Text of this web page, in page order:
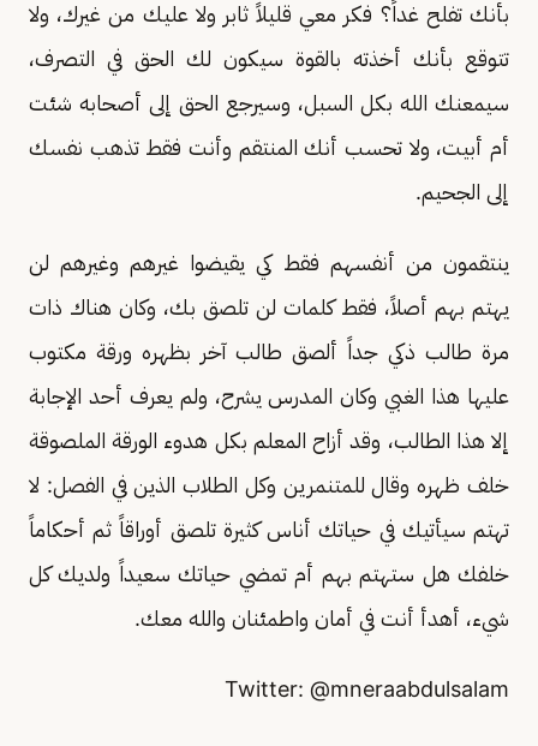
بأنك تفلح غداً؟ فكر معي قليلاً ثابر ولا عليك من غيرك، ولا
تتوقع بأنك أخذته بالقوة سيكون لك الحق في التصرف،
سيمعنك الله بكل السبل، وسيرجع الحق إلى أصحابه شئت
أم أبيت، ولا تحسب أنك المنتقم وأنت فقط تذهب نفسك
إلى الجحيم.
ينتقمون من أنفسهم فقط كي يقيضوا غيرهم وغيرهم لن
يهتم بهم أصلاً، فقط كلمات لن تلصق بك، وكان هناك ذات
مرة طالب ذكي جداً ألصق طالب آخر بظهره ورقة مكتوب
عليها هذا الغبي وكان المدرس يشرح، ولم يعرف أحد الإجابة
إلا هذا الطالب، وقد أزاح المعلم بكل هدوء الورقة الملصوقة
خلف ظهره وقال للمتنمرين وكل الطلاب الذين في الفصل: لا
تهتم سيأتيك في حياتك أناس كثيرة تلصق أوراقاً ثم أحكاماً
خلفك هل ستهتم بهم أم تمضي حياتك سعيداً ولديك كل
شيء، أهدأ أنت في أمان واطمئنان والله معك.
Twitter: @mneraabdulsalam